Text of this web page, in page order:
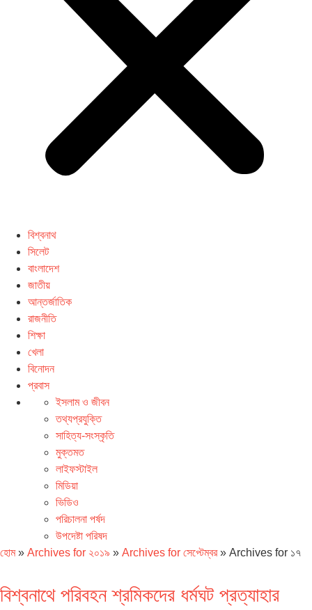
বিশ্বনাথ
সিলেট
বাংলাদেশ
জাতীয়
আন্তর্জাতিক
রাজনীতি
শিক্ষা
খেলা
বিনোদন
প্রবাস
ইসলাম ও জীবন
তথ্যপ্রযুক্তি
সাহিত্য-সংস্কৃতি
মুক্তমত
লাইফস্টাইল
মিডিয়া
ভিডিও
পরিচালনা পর্ষদ
উপদেষ্টা পরিষদ
হোম» Archives for ২০১৯ » Archives for সেপ্টেম্বর» Archives for ১৭
বিশ্বনাথে পরিবহন শ্রমিকদের ধর্মঘট প্রত্যাহার